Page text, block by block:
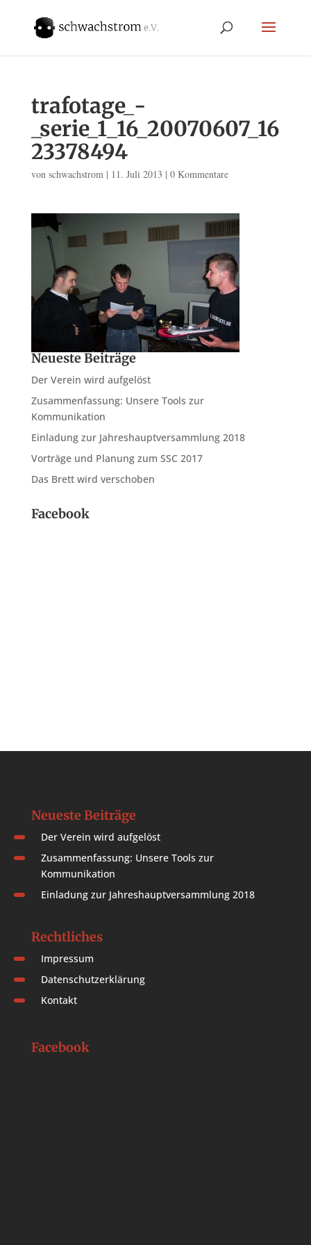
trafotage_-
_serie_1_16_20070607_16
23378494
von schwachstrom| 11. Juli 2013 | 0 Kommentare
Neueste Beiträge
Der Verein wird aufgelöst
Zusammenfassung: Unsere Tools zur
Kommunikation
Einladung zur Jahreshauptversammlung 2018
Vorträge und Planung zum SSC 2017
Das Brett wird verschoben
Facebook
Neueste Beiträge
Der Verein wird aufgelöst
Zusammenfassung: Unsere Tools zur
Kommunikation
Einladung zur Jahreshauptversammlung 2018
Rechtliches
Impressum
Datenschutzerklärung
Kontakt
Facebook